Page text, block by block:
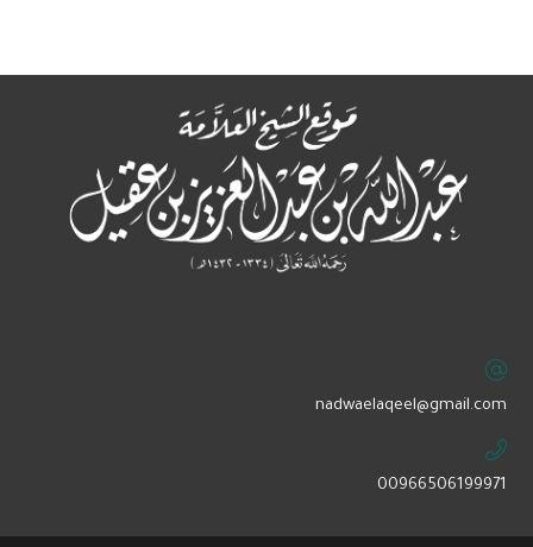
‏nadwaelaqeel@gmail.com
00966506199971